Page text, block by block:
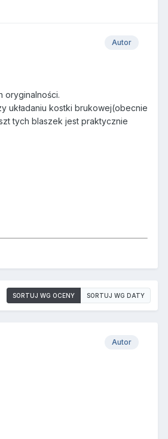
Autor
oryginalności.
układaniu kostki brukowej(obecnie
tych blaszek jest praktycznie
SORTUJ WG OCENY SORTUJ WG DATY
Autor